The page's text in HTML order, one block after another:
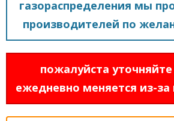
газораспределения мы
производителей по
пожалуйста
ежедневно меняется из-за